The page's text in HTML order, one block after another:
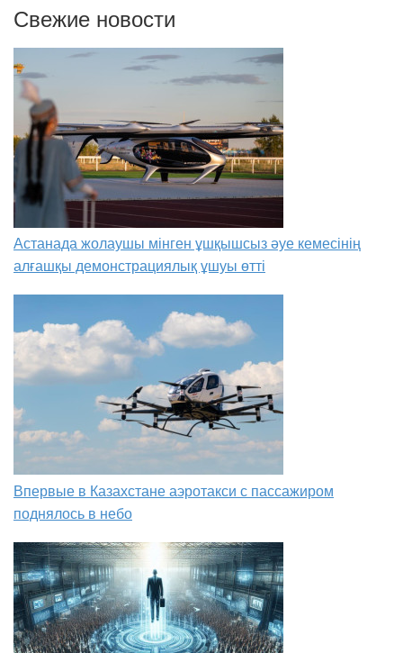
Свежие новости
Астанада жолаушы мінген ұшқышсыз әуе кемесінің
алғашқы демонстрациялық ұшуы өтті
Впервые в Казахстане аэротакси с пассажиром
поднялось в небо